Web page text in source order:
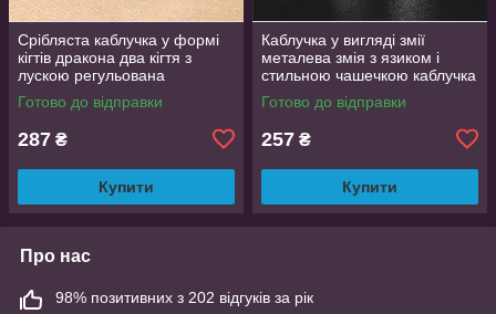
Срібляста каблучка у формі
кігтів дракона два кігтя з
лускою регульована
DragonClaw001
Готово до відправки
287 ₴
Купити
Каблучка у вигляді змії
металева змія з язиком і
стильною чашечкою каблучка
влада розмір регульований
Готово до відправки
257 ₴
Купити
Про нас
98% позитивних з 202 відгуків за рік